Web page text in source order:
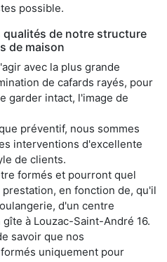
possible.
de notre structure
de maison
avec la plus grande
de cafards rayés, pour
garder intact, l'image de
préventif, nous sommes
interventions d'excellente
de clients.
formés et pourront quel
en fonction de, qu'il
d'un centre
à Louzac-Saint-André 16.
savoir que nos
uniquement pour